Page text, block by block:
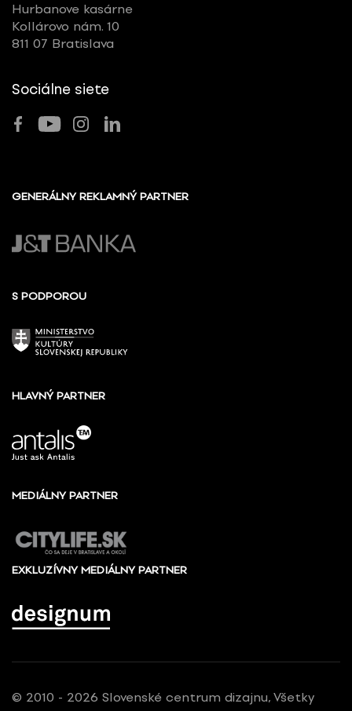
Hurbanove kasárne
Kollárovo nám. 10
811 07 Bratislava
Sociálne siete
GENERÁLNY REKLAMNÝ PARTNER
S PODPOROU
HLAVNÝ PARTNER
MEDIÁLNY PARTNER
EXKLUZÍVNY MEDIÁLNY PARTNER
© 2010 - 2026 Slovenské centrum dizajnu, Všetky